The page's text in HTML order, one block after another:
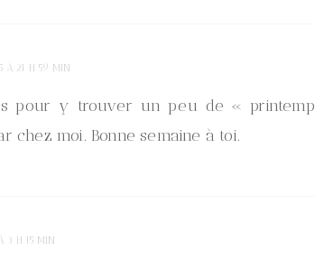
À 21 H 59 MIN
pour y trouver un peu de «
chez moi. Bonne semaine à toi.
3 H 15 MIN